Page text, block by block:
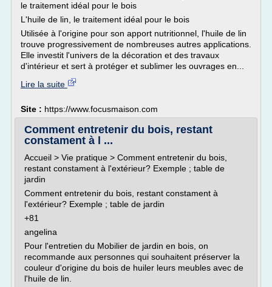
le traitement idéal pour le bois
L'huile de lin, le traitement idéal pour le bois
Utilisée à l'origine pour son apport nutritionnel, l'huile de lin
trouve progressivement de nombreuses autres applications.
Elle investit l'univers de la décoration et des travaux
d'intérieur et sert à protéger et sublimer les ouvrages en...
Lire la suite
Site : https://www.focusmaison.com
Comment entretenir du bois, restant
constament à l ...
Accueil > Vie pratique > Comment entretenir du bois,
restant constament à l'extérieur? Exemple ; table de
jardin
Comment entretenir du bois, restant constament à
l'extérieur? Exemple ; table de jardin
+81
angelina
Pour l'entretien du Mobilier de jardin en bois, on
recommande aux personnes qui souhaitent préserver la
couleur d'origine du bois de huiler leurs meubles avec de
l'huile de lin.